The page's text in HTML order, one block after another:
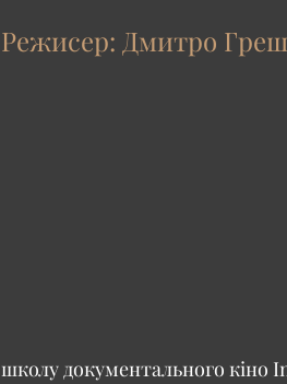
Режисер: Дмитро
школу документального кіно